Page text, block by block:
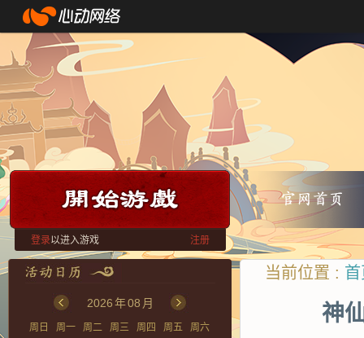
登录以进入游戏 注册
2026年08 月
周日 周一 周二 周三 周四 周五
周六
当前位置 :
神